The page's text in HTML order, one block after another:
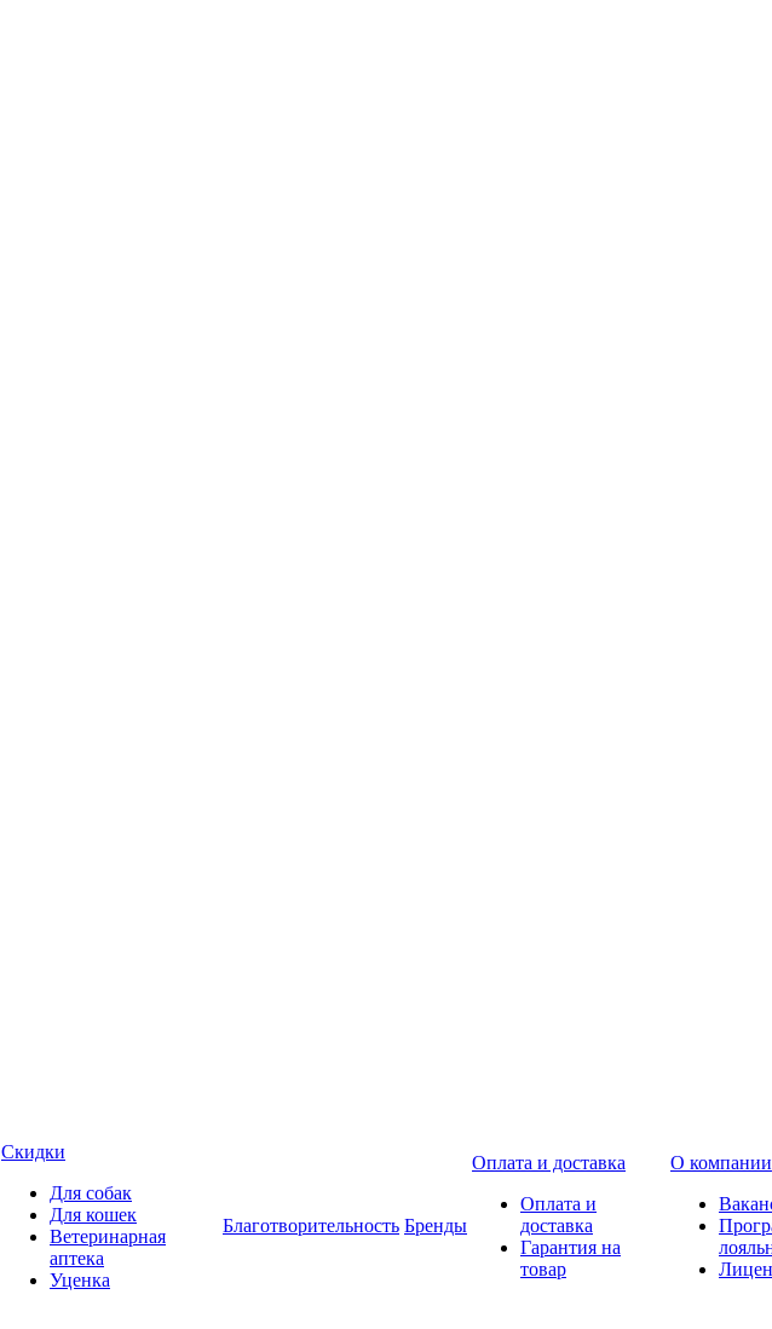
Скидки
Для собак
Для кошек
Ветеринарная
аптека
Уценка
Благотворительность Бренды
Оплата и доставка
Оплата и
доставка
Гарантия на
товар
О компании